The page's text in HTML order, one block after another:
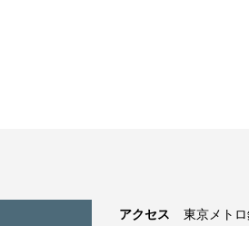
アクセス
東京メト